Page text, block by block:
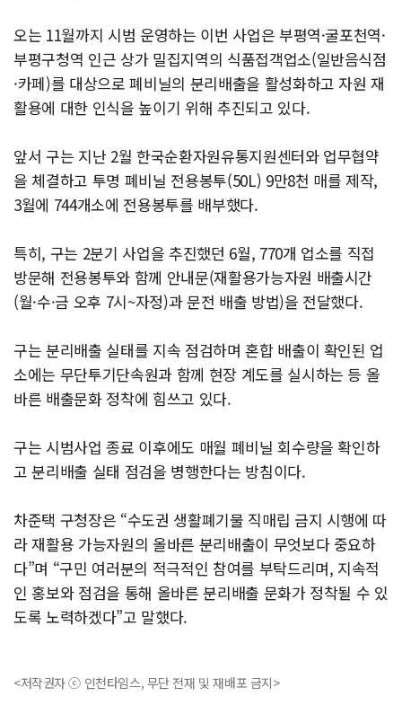
오는 11월까지 시범 운영하는 이번 사업은 부평역·굴포천역·
부평구청역 인근 상가 밀집지역의 식품접객업소(일반음식점
·카페)를 대상으로 폐비닐의 분리배출을 활성화하고 자원 재
활용에 대한 인식을 높이기 위해 추진되고 있다.
앞서 구는 지난 2월 한국순환자원유통지원센터와 업무협약
을 체결하고 투명 폐비닐 전용봉투(50L) 9만8천 매를 제작,
3월에 744개소에 전용봉투를 배부했다.
특히, 구는 2분기 사업을 추진했던 6월, 770개 업소를 직접
방문해 전용봉투와 함께 안내문(재활용가능자원 배출시간
(월·수·금 오후 7시~자정)과 문전 배출 방법)을 전달했다.
구는 분리배출 실태를 지속 점검하며 혼합 배출이 확인된 업
소에는 무단투기단속원과 함께 현장 계도를 실시하는 등 올
바른 배출문화 정착에 힘쓰고 있다.
구는 시범사업 종료 이후에도 매월 폐비닐 회수량을 확인하
고 분리배출 실태 점검을 병행한다는 방침이다.
차준택 구청장은 “수도권 생활폐기물 직매립 금지 시행에 따
라 재활용 가능자원의 올바른 분리배출이 무엇보다 중요하
다”며 “구민 여러분의 적극적인 참여를 부탁드리며, 지속적
인 홍보와 점검을 통해 올바른 분리배출 문화가 정착될 수 있
도록 노력하겠다”고 말했다.
<저작권자 ⓒ 인천타임스, 무단 전재 및 재배포 금지>